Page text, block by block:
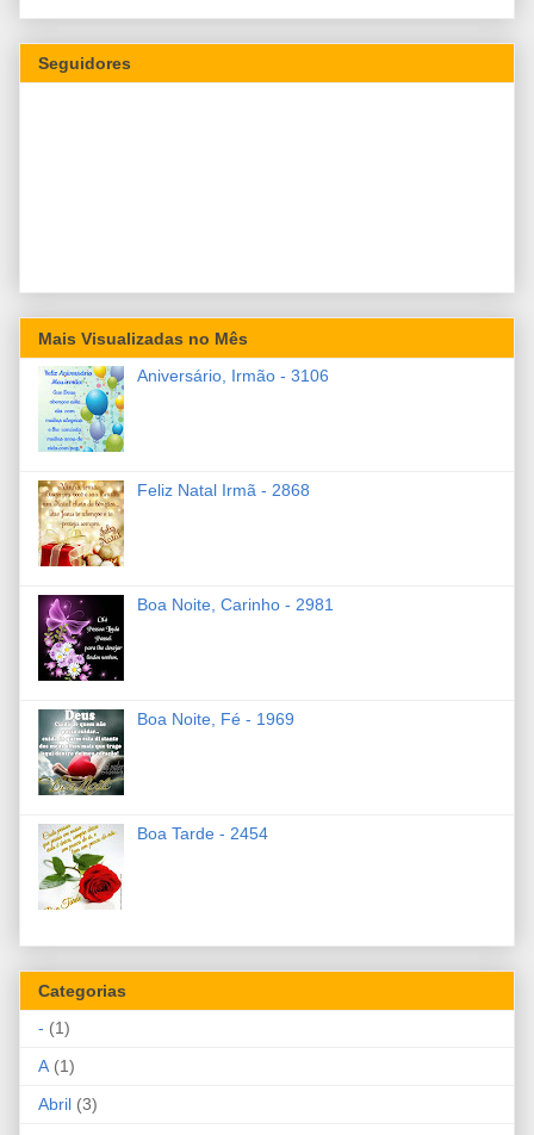
Seguidores
Mais Visualizadas no Mês
Aniversário, Irmão - 3106
Feliz Natal Irmã - 2868
Boa Noite, Carinho - 2981
Boa Noite, Fé - 1969
Boa Tarde - 2454
Categorias
- (1)
A (1)
Abril (3)